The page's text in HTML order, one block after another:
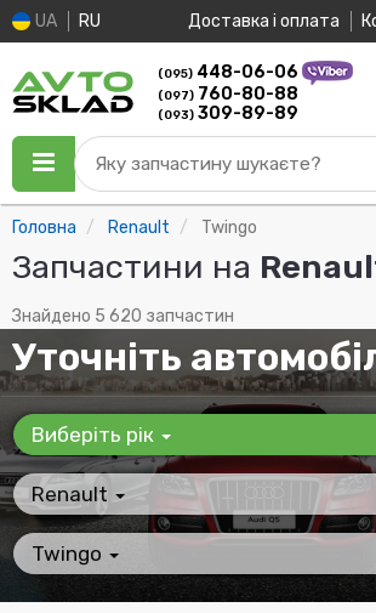
UA RU Доставка і оплата
(095) 448-06-06
(097) 760-80-88
(093) 309-89-89
Яку запчастину шукаєте?
Головна Renault Twingo
Запчастини на
Знайдено 5 620 запчастин
Уточніть
Виберіть рік
Renault
Twingo